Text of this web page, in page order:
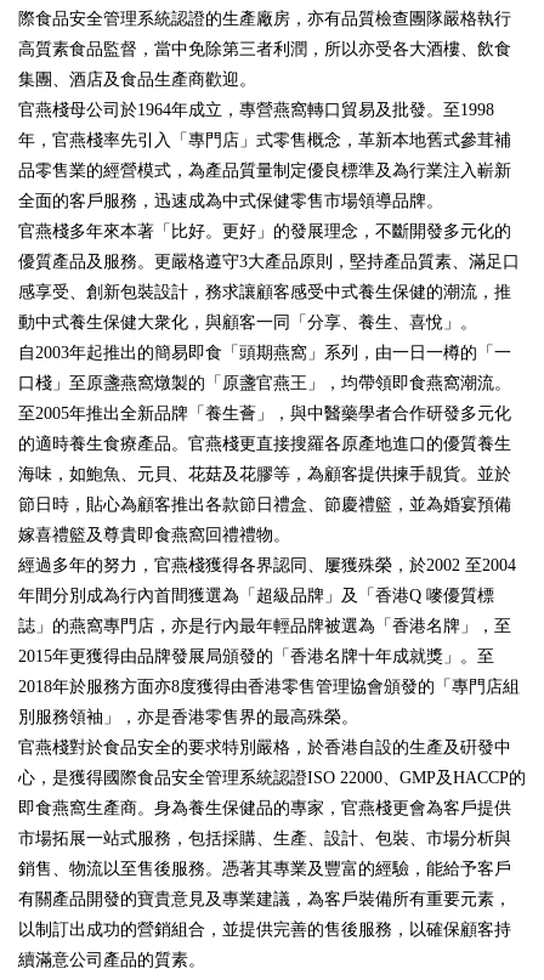
際食品安全管理系統認證的生產廠房，亦有品質檢查團隊嚴格執行
高質素食品監督，當中免除第三者利潤，所以亦受各大酒樓、飲食
集團、酒店及食品生產商歡迎。
官燕棧母公司於1964年成立，專營燕窩轉口貿易及批發。至1998
年，官燕棧率先引入「專門店」式零售概念，革新本地舊式參茸補
品零售業的經營模式，為產品質量制定優良標準及為行業注入嶄新
全面的客戶服務，迅速成為中式保健零售市場領導品牌。
官燕棧多年來本著「比好。更好」的發展理念，不斷開發多元化的
優質產品及服務。更嚴格遵守3大產品原則，堅持產品質素、滿足口
感享受、創新包裝設計，務求讓顧客感受中式養生保健的潮流，推
動中式養生保健大衆化，與顧客一同「分享、養生、喜悅」。
自2003年起推出的簡易即食「頭期燕窩」系列，由一日一樽的「一
口棧」至原盞燕窩燉製的「原盞官燕王」，均帶領即食燕窩潮流。
至2005年推出全新品牌「養生薈」，與中醫藥學者合作研發多元化
的適時養生食療產品。官燕棧更直接搜羅各原產地進口的優質養生
海味，如鮑魚、元貝、花菇及花膠等，為顧客提供揀手靚貨。並於
節日時，貼心為顧客推出各款節日禮盒、節慶禮籃，並為婚宴預備
嫁喜禮籃及尊貴即食燕窩回禮禮物。
經過多年的努力，官燕棧獲得各界認同、屢獲殊榮，於2002 至2004
年間分別成為行內首間獲選為「超級品牌」及「香港Q 嘜優質標
誌」的燕窩專門店，亦是行內最年輕品牌被選為「香港名牌」，至
2015年更獲得由品牌發展局頒發的「香港名牌十年成就獎」。至
2018年於服務方面亦8度獲得由香港零售管理協會頒發的「專門店組
別服務領袖」，亦是香港零售界的最高殊榮。
官燕棧對於食品安全的要求特別嚴格，於香港自設的生產及硏發中
心，是獲得國際食品安全管理系統認證ISO 22000、GMP及HACCP的
即食燕窩生產商。身為養生保健品的專家，官燕棧更會為客戶提供
市場拓展一站式服務，包括採購、生產、設計、包裝、市場分析與
銷售、物流以至售後服務。憑著其專業及豐富的經驗，能給予客戶
有關產品開發的寶貴意見及專業建議，為客戶裝備所有重要元素，
以制訂出成功的營銷組合，並提供完善的售後服務，以確保顧客持
續滿意公司產品的質素。